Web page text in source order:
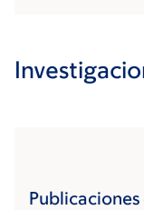
Publicaciones